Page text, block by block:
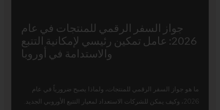
جواز السفر الرقمي للمنتجات في عام
2026: عامل تمكين رئيسي لإمكانية التتبع
والاستدامة في أوروبا
ما هو جواز السفر الرقمي للمنتجات، ولماذا يصبح ضرورياً في عام
2026، وكيف يمكن للشركات الاستعداد لمعيار التتبع الأوروبي الجديد.